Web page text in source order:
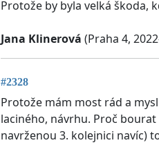
Protože by byla velká škoda,
Jana Klinerová (Praha 4,
#2328
Protože mám most rád a
laciného, návrhu. Proč
navrženou 3. kolejnici navíc)